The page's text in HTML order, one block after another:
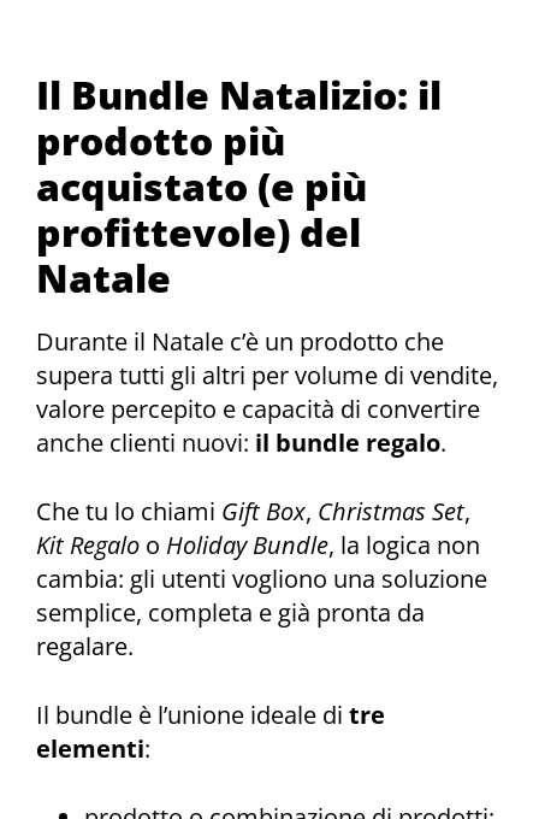
Il Bundle Natalizio: il
prodotto più
acquistato (e più
profittevole) del
Natale
Durante il Natale c’è un prodotto che
supera tutti gli altri per volume di vendite,
valore percepito e capacità di convertire
anche clienti nuovi: il bundle regalo.
Che tu lo chiami Gift Box, Christmas Set,
Kit Regalo o Holiday Bundle, la logica non
cambia: gli utenti vogliono una soluzione
semplice, completa e già pronta da
regalare.
Il bundle è l’unione ideale di tre
elementi: